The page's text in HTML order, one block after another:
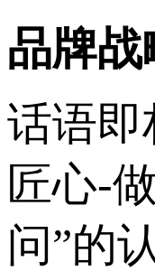
品牌战
话语即
匠心-
问”的